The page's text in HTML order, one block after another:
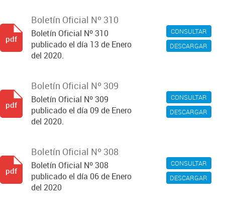
CONSULTAR
DESCARGAR
Boletín Oficial Nº 310
Boletín Oficial Nº 310
publicado el día 13 de Enero
del 2020.
pdf
CONSULTAR
DESCARGAR
Boletín Oficial Nº 309
Boletín Oficial Nº 309
publicado el día 09 de Enero
del 2020.
pdf
CONSULTAR
DESCARGAR
Boletín Oficial Nº 308
Boletín Oficial Nº 308
publicado el día 06 de Enero
del 2020
pdf